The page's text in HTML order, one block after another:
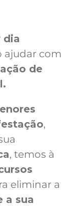
dia
ajudar com
de
,
, temos à
eliminar a
a sua